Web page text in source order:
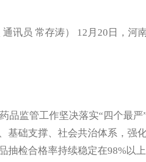
讯员 常存涛） 12月20日，河
品监管工作坚决落实“四个最
基础支撑、社会共治体系，强
抽检合格率持续稳定在98%以